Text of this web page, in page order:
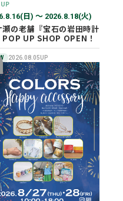
日) 〜 2026.8.18(火)
瀬の老舗『宝石の岩田時計
POP UP SHOP OPEN！
2026.08.05UP